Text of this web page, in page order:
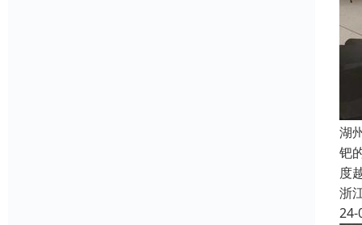
湖
钯
度
浙
24-